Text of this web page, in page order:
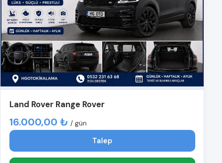
Land Rover Range Rover
16.000,00 ₺ / gün
Talep